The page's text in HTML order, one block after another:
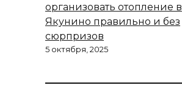
организовать отопление в
Якунино правильно и без
сюрпризов
5 октября, 2025